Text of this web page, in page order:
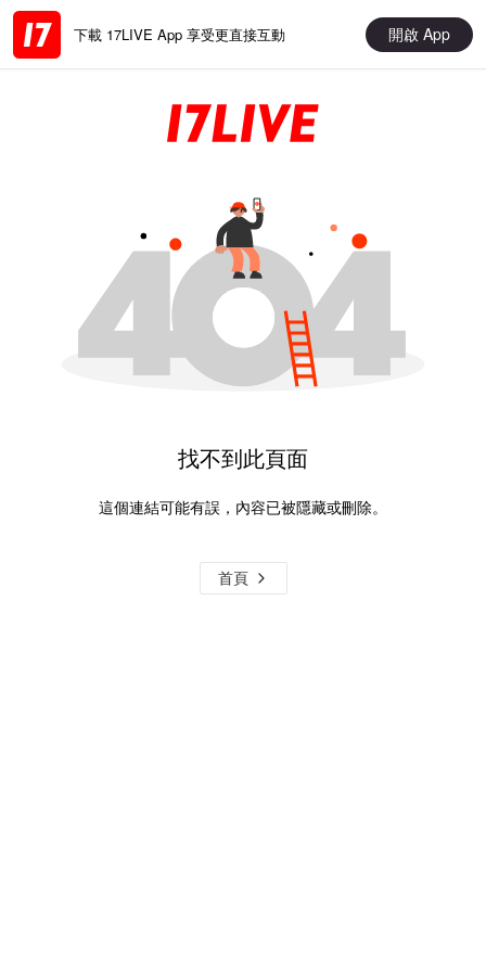
下載 17LIVE App 享受更直接互動 開啟 App
找不到此頁面
這個連結可能有誤，內容已被隱藏或刪除。
首頁